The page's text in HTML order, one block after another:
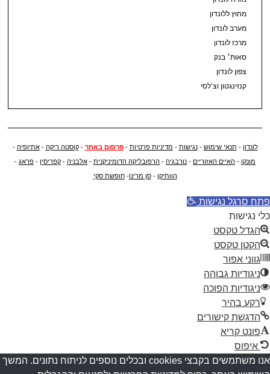
מחוץ ללונדון
מערב לונדון
מרכז לונדון
סאות׳ בנק
צפון לונדון
קנזינגטון וצ’לסי
לונדון - תנאי שימוש -נגישות - מדיניות פרטיות -פרסום באתר -קוסטה ריקה -אתיופיה -
מונקו - האיים האזוריים - נורבגיה - הרפובליקה הדומיניקנית - אלבניה - קפריסין - פראג -
הוותיקן -סן מרינו-חופשת סקי
פתח סרגל נגישות
כלי נגישות
הגדל טקסט
הקטן טקסט
גווני אפור
ניגודיות גבוהה
ניגודיות הפוכה
רקע בהיר
הדגשת קישורים
פונט קריא
איפוס
אנו משתמשים בקבצי cookies ובכלים נוספים לניתוח נתונים. המשך